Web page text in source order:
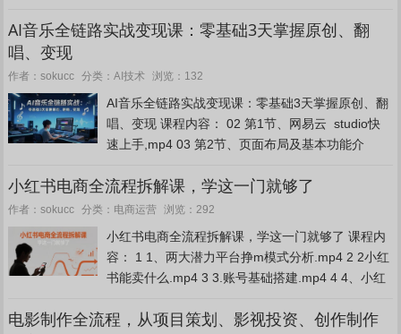
AI音乐全链路实战变现课：零基础3天掌握原创、翻
唱、变现
作者：sokucc 分类：AI技术 浏览：132
AI音乐全链路实战变现课：零基础3天掌握原创、翻
唱、变现 课程内容： 02 第1节、网易云 studio快
速上手,mp4 03 第2节、页面布局及基本功能介
第1节、如何注册翻...
小红书电商全流程拆解课，学这一门就够了
作者：sokucc 分类： 电商运营 浏览：292
小红书电商全流程拆解课，学这一门就够了 课程内
容： 1 1、两大潜力平台挣m模式分析.mp4 2 2小红
书能卖什么.mp4 3 3.账号基础搭建.mp4 4 4、小红
电影制作全流程，从项目策划、影视投资、创作制作